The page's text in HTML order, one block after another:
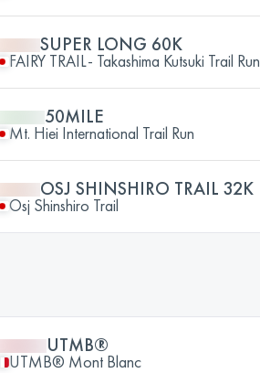
SUPER LONG 60K
FAIRY TRAIL- Takashima Kutsuki Trail
50MILE
Mt. Hiei International Trail Run
OSJ SHINSHIRO TRAIL 32K
Osj Shinshiro Trail
UTMB®
UTMB® Mont Blanc